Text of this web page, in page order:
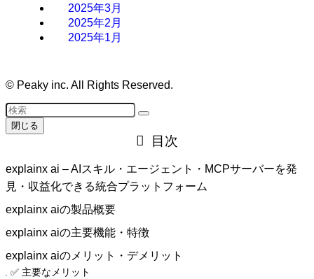
2025年3月
2025年2月
2025年1月
© Peaky inc. All Rights Reserved.
閉じる
目次
explainx ai – AIスキル・エージェント・MCPサーバーを発
見・収益化できる統合プラットフォーム
explainx aiの製品概要
explainx aiの主要機能・特徴
explainx aiのメリット・デメリット
✅ 主要なメリット